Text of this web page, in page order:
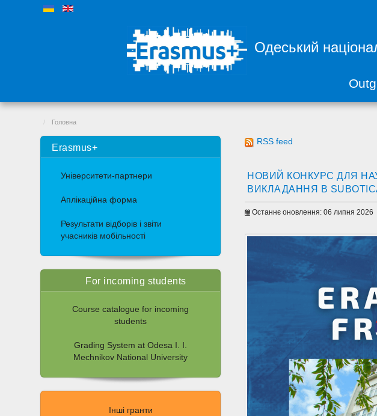
Одеський
Головна
Erasmus+
Університети-партнери
Аплікаційна форма
Результати відборів і звіти
учасників мобільності
For incoming students
Course catalogue for incoming
students
Grading System at Odesa I. I.
Mechnikov National University
Інші гранти
RSS feed
НОВИЙ КОНКУРС ДЛЯ
ВИКЛАДАННЯ В
Останнє оновлення: 06 липня 2026